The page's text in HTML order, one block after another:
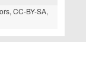
CC-BY-SA,